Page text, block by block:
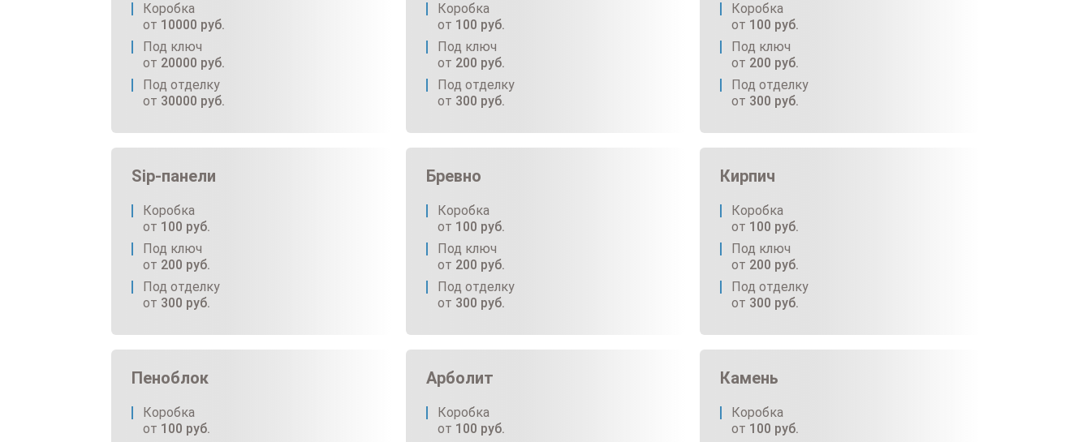
Коробка
от 10000 руб.
Под ключ
от 20000 руб.
Под отделку
от 30000 руб.
Коробка
от 100 руб.
Под ключ
от 200 руб.
Под отделку
от 300 руб.
Коробка
от 100 руб.
Под ключ
от 200 руб.
Под отделку
от 300 руб.
Sip-панели
Коробка
от 100 руб.
Под ключ
от 200 руб.
Под отделку
от 300 руб.
Бревно
Коробка
от 100 руб.
Под ключ
от 200 руб.
Под отделку
от 300 руб.
Кирпич
Коробка
от 100 руб.
Под ключ
от 200 руб.
Под отделку
от 300 руб.
Пеноблок
Коробка
от 100 руб.
Арболит
Коробка
от 100 руб.
Камень
Коробка
от 100 руб.